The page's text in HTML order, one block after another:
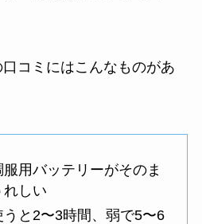
コミにはこんなものがあ
用バッテリーがそのま
れしい
と2〜3時間、弱で5〜6